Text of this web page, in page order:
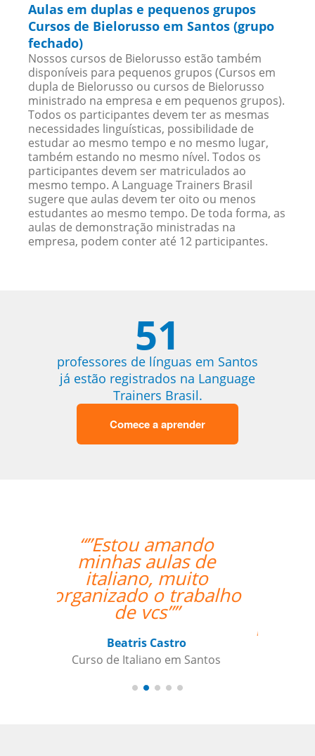
Aulas em duplas e pequenos grupos
Cursos de Bielorusso em Santos (grupo
fechado)
Nossos cursos de Bielorusso estão também
disponíveis para pequenos grupos (Cursos em
dupla de Bielorusso ou cursos de Bielorusso
ministrado na empresa e em pequenos grupos).
Todos os participantes devem ter as mesmas
necessidades linguísticas, possibilidade de
estudar ao mesmo tempo e no mesmo lugar,
também estando no mesmo nível. Todos os
participantes devem ser matriculados ao
mesmo tempo. A Language Trainers Brasil
sugere que aulas devem ter oito ou menos
estudantes ao mesmo tempo. De toda forma, as
aulas de demonstração ministradas na
empresa, podem conter até 12 participantes.
51
professores de línguas em Santos
já estão registrados na Language
Trainers Brasil.
Comece a aprender
“”The class with Ivo
went well. He knows
his stuff and is very
helpful. He replies
quickly outside class
questions. ””
Curso de Português em Santos